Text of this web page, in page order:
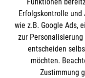
Impressum
Datenschutz
Barrierefreiheit
Kontakt
Die Malteser
Malteser in
Erfolgskontrolle und
wie z.B. Google Ads,
zur
entscheiden
möchten.
Zustimmung